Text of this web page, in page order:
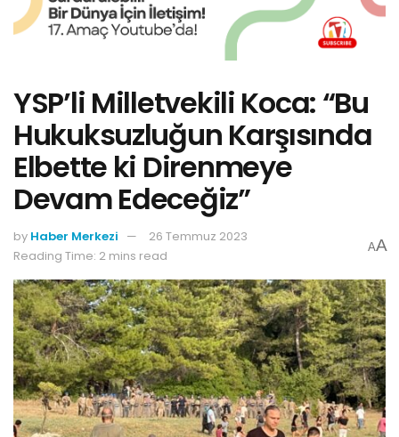
YSP’li Milletvekili Koca: “Bu
Hukuksuzluğun Karşısında
Elbette ki Direnmeye
Devam Edeceğiz”
by Haber Merkezi
26 Temmuz 2023
Reading Time: 2 mins read
AA